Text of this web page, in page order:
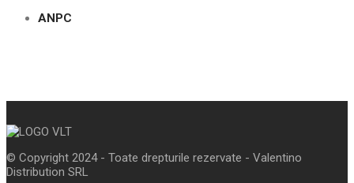
ANPC
© Copyright 2024 - Toate drepturile rezervate - Valentino
Distribution SRL